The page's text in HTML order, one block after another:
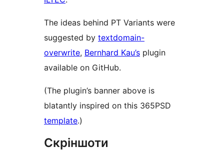
The ideas behind PT Variants were
suggested by textdomain-
overwrite, Bernhard Kau’s plugin
available on GitHub.
(The plugin’s banner above is
blatantly inspired on this 365PSD
template.)
Скріншоти